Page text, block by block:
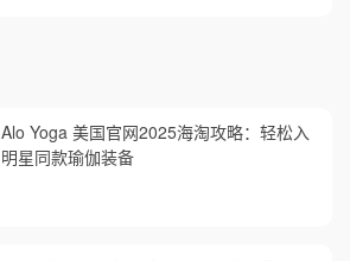
Alo Yoga 美国官网2025海淘攻略：轻松入
明星同款瑜伽装备